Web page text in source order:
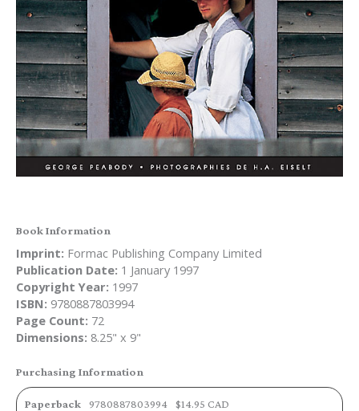
Book Information
Imprint: Formac Publishing Company Limited
Publication Date: 1 January 1997
Copyright Year: 1997
ISBN: 9780887803994
Page Count: 72
Dimensions: 8.25" x 9"
Purchasing Information
Paperback 9780887803994 $14.95 CAD